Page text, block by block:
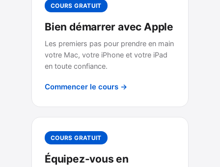
COURS GRATUIT
Bien démarrer avec Apple
Les premiers pas pour prendre en main
votre Mac, votre iPhone et votre iPad
en toute confiance.
Commencer le cours →
COURS GRATUIT
Équipez-vous en